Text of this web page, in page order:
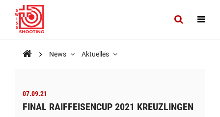
News Aktuelles
07.09.21
FINAL RAIFFEISENCUP 2021 KREUZLINGEN